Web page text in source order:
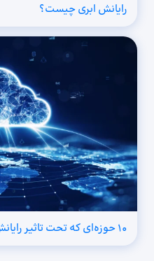
رایانش ابری چیست؟
۱۰ حوزه‌ای که تحت تاثیر رایانش ابری قرار می‌گیرند